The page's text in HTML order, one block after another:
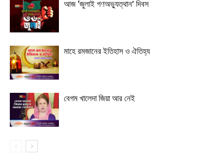
আজ ‘জুলাই গণঅভ্যুত্থান’ দিবস
মাহে রমজানের ইতিহাস ও ঐতিহ্য
বেগম খালেদা জিয়া আর নেই